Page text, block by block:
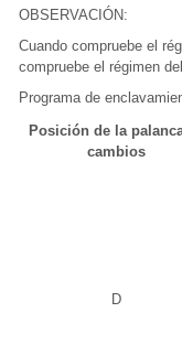
OBSERVACIÓN:
Cuando compruebe el
compruebe el régimen
Programa de
Posición de la
cambios
D